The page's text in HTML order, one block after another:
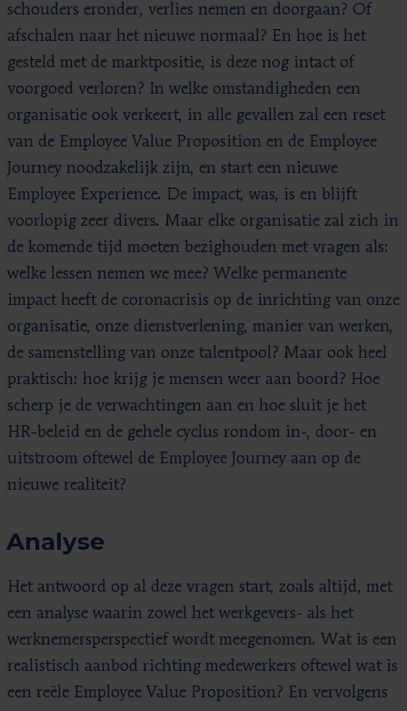
schouders eronder, verlies nemen en doorgaan? Of
afschalen naar het nieuwe normaal? En hoe is het
gesteld met de marktpositie, is deze nog intact of
voorgoed verloren? In welke omstandigheden een
organisatie ook verkeert, in alle gevallen zal een reset
van de Employee Value Proposition en de Employee
Journey noodzakelijk zijn, en start een nieuwe
Employee Experience. De impact, was, is en blijft
voorlopig zeer divers. Maar elke organisatie zal zich in
de komende tijd moeten bezighouden met vragen als:
welke lessen nemen we mee? Welke permanente
impact heeft de coronacrisis op de inrichting van onze
organisatie, onze dienstverlening, manier van werken,
de samenstelling van onze talentpool? Maar ook heel
praktisch: hoe krijg je mensen weer aan boord? Hoe
scherp je de verwachtingen aan en hoe sluit je het
HR-beleid en de gehele cyclus rondom in-, door- en
uitstroom oftewel de Employee Journey aan op de
nieuwe realiteit?
Analyse
Het antwoord op al deze vragen start, zoals altijd, met
een analyse waarin zowel het werkgevers- als het
werknemersperspectief wordt meegenomen. Wat is een
realistisch aanbod richting medewerkers oftewel wat is
een reële Employee Value Proposition? En vervolgens